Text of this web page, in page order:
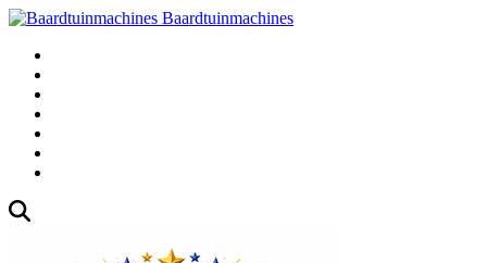
Baardtuinmachines